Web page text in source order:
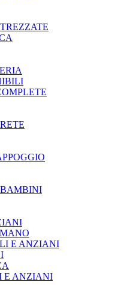
BAMBINI
E ANZIANI
E ANZIANI